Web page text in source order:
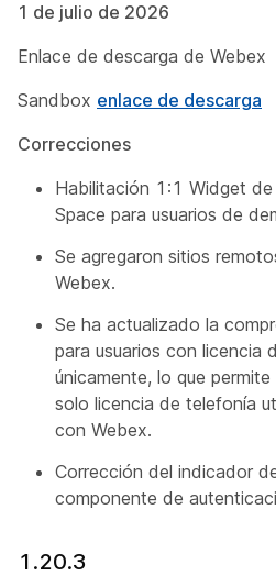
1 de julio de 2026
Enlace de descarga de Webex
Sandbox enlace de descarga
Correcciones
Habilitación 1:1 Widget
Space para usuarios de
Se agregaron sitios
Webex.
Se ha actualizado la
para usuarios con licencia
únicamente, lo que
solo licencia de telefonía
con Webex.
Corrección del indicador
componente de
1.20.3